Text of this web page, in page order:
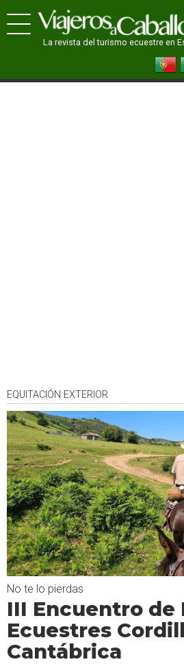
La revista del turismo ecuestre en
EQUITACIÓN EXTERIOR
No te lo pierdas
III Encuentro de
Ecuestres
Cantábrica